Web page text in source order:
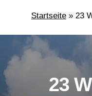
Startseite » 23
23 W